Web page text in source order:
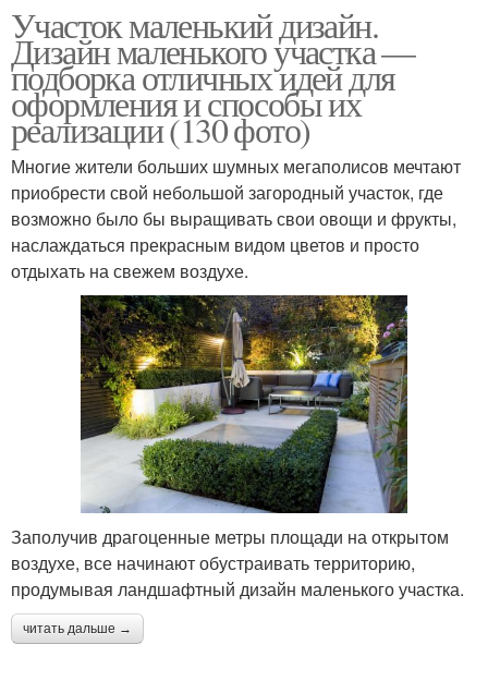
Участок маленький дизайн.
Дизайн маленького участка —
подборка отличных идей для
оформления и способы их
реализации (130 фото)
Многие жители больших шумных мегаполисов мечтают
приобрести свой небольшой загородный участок, где
возможно было бы выращивать свои овощи и фрукты,
наслаждаться прекрасным видом цветов и просто
отдыхать на свежем воздухе.
Заполучив драгоценные метры площади на открытом
воздухе, все начинают обустраивать территорию,
продумывая ландшафтный дизайн маленького участка.
читать дальше →